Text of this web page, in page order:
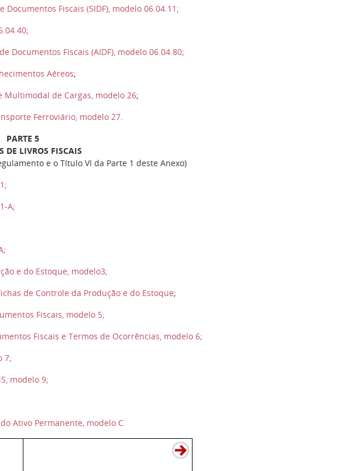
Fiscais (SIDF), modelo 06.04.11;
Documentos Fiscais (AIDF), modelo 06.04.80;
Aéreos;
de Cargas, modelo 26;
Ferroviário, modelo 27.
PARTE 5
DE LIVROS FISCAIS
e o Título VI da Parte 1 deste Anexo)
A;
e do Estoque, modelo3;
de Controle da Produção e do Estoque;
Fiscais, modelo 5;
Fiscais e Termos de Ocorrências, modelo 6;
7;
modelo 9;
Ativo Permanente, modelo C.